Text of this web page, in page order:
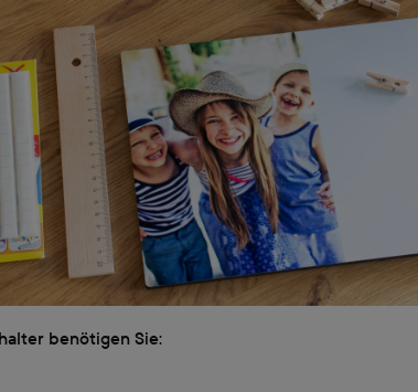
benötigen Sie: